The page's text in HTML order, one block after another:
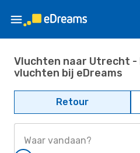
Vluchten naar Utrecht -
vluchten bij eDreams
Retour
Waar vandaan?